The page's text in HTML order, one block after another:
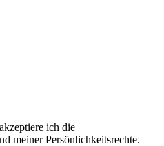
ich die
meiner Persönlichkeitsrechte.